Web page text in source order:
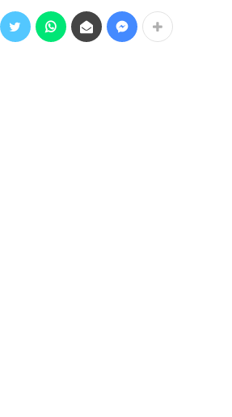
Pembentukan
(Propemperda) Tahun